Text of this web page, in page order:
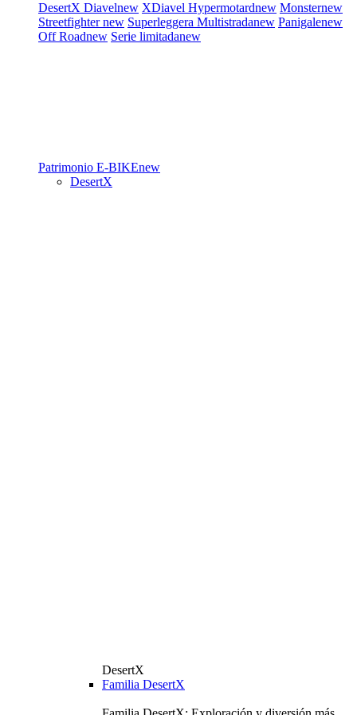
DesertX Diavelnew XDiavel Hypermotardnew Monsternew
Streetfighternew Superleggera Multistradanew Panigalenew
Off Roadnew Serie limitadanew
Patrimonio E-BIKEnew
DesertX
DesertX
Familia DesertX